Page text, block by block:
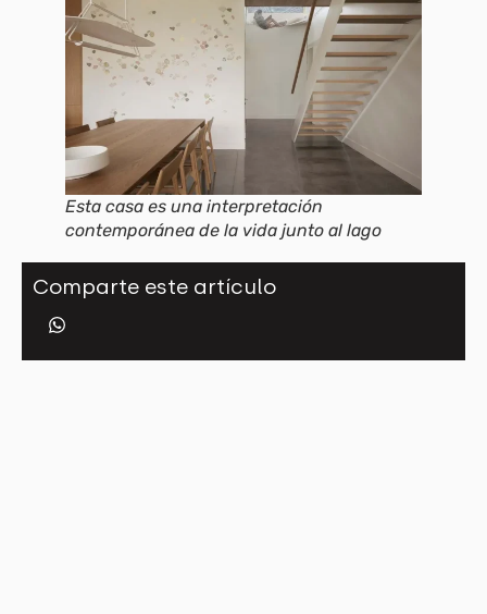
Esta casa es una interpretación
contemporánea de la vida junto al lago
Comparte este artículo